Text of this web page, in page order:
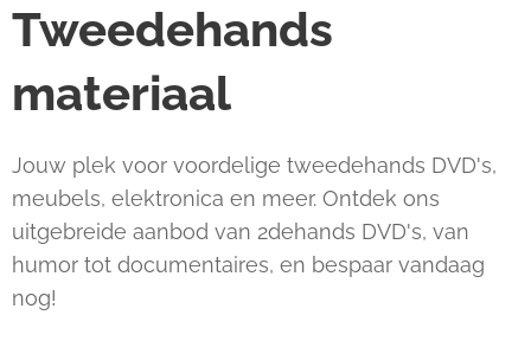
Tweedehands
materiaal
Jouw plek voor voordelige tweedehands DVD's,
meubels, elektronica en meer. Ontdek ons
uitgebreide aanbod van 2dehands DVD's, van
humor tot documentaires, en bespaar vandaag
nog!